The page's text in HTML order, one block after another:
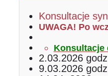
Konsultacje
UWAGA! Po
Konsultacje
2.03.2026
9.03.2026